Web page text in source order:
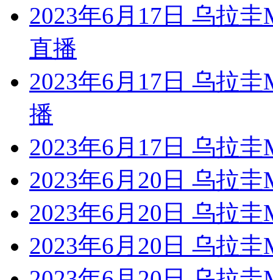
2023年6月17日 乌拉
直播
2023年6月17日 乌拉
播
2023年6月17日 乌拉
2023年6月20日 乌拉
2023年6月20日 乌拉
2023年6月20日 乌拉